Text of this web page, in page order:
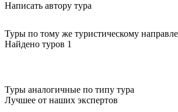
Написать автору тура
Туры по тому же туристическому
Найдено туров 1
Туры аналогичные по типу тура
Лучшее от наших экспертов